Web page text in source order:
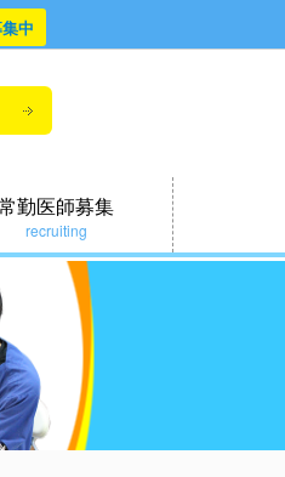
中
勤医師募集
recruiting